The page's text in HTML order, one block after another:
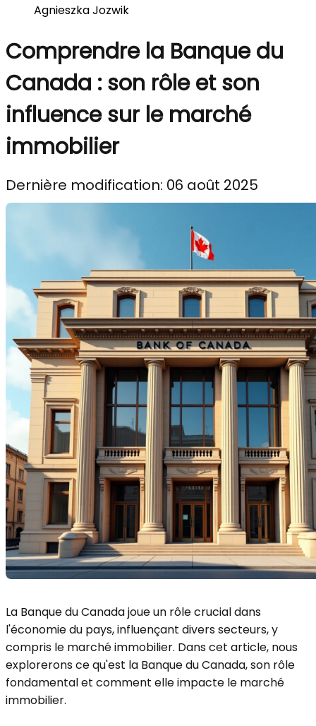
Agnieszka Jozwik
Comprendre la Banque du
Canada : son rôle et son
influence sur le marché
immobilier
Dernière modification: 06 août 2025
La Banque du Canada joue un rôle crucial dans
l'économie du pays, influençant divers secteurs, y
compris le marché immobilier. Dans cet article, nous
explorerons ce qu'est la Banque du Canada, son rôle
fondamental et comment elle impacte le marché
immobilier.